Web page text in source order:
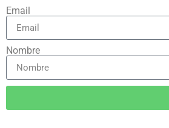
Email
Nombre